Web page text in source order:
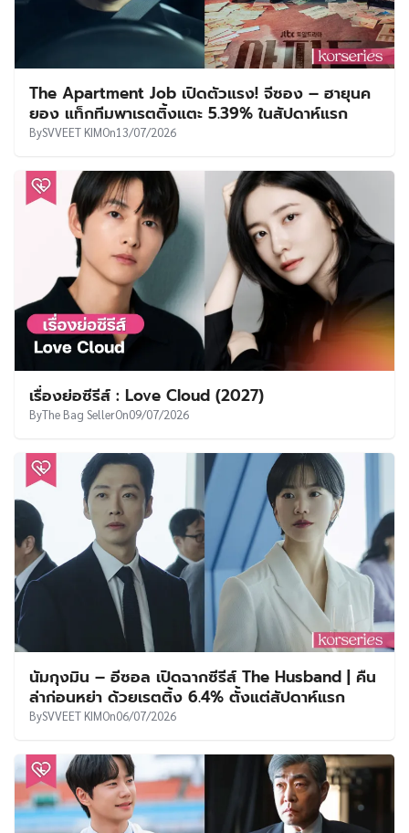
The Apartment Job เปิดตัวแรง! จีซอง – ฮายุนค
ยอง แท็กทีมพาเรตติ้งแตะ 5.39% ในสัปดาห์แรก
BySVVEET KIMOn13/07/2026
เรื่องย่อซีรีส์ : Love Cloud (2027)
ByThe Bag SellerOn09/07/2026
นัมกุงมิน – อีซอล เปิดฉากซีรีส์ The Husband | คืน
ล่าก่อนหย่า ด้วยเรตติ้ง 6.4% ตั้งแต่สัปดาห์แรก
BySVVEET KIMOn06/07/2026